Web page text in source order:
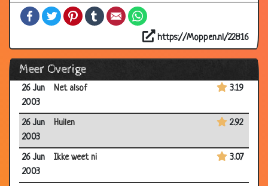
FacebookTwitterPinterestTumblrEmail
https://Moppen.nl/22816
Meer Overige
20 Jul
Koeien
2003
26 Jun
2003
Net alsof 3.19
26 Jun
2003
Huilen 2.92
26 Jun
2003
Ikke weet ni 3.07